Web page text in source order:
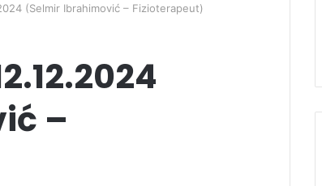
(Selmir Ibrahimović – Fizioterapeut)
–